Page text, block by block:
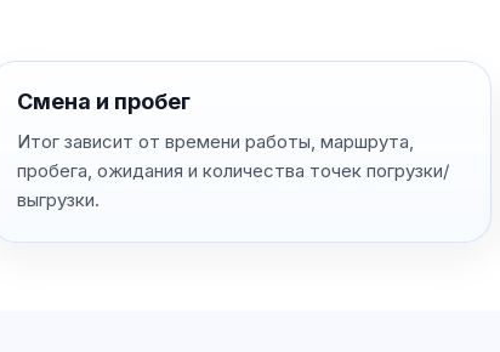
Смена и пробег
Итог зависит от времени работы, маршрута,
пробега, ожидания и количества точек погрузки/
выгрузки.